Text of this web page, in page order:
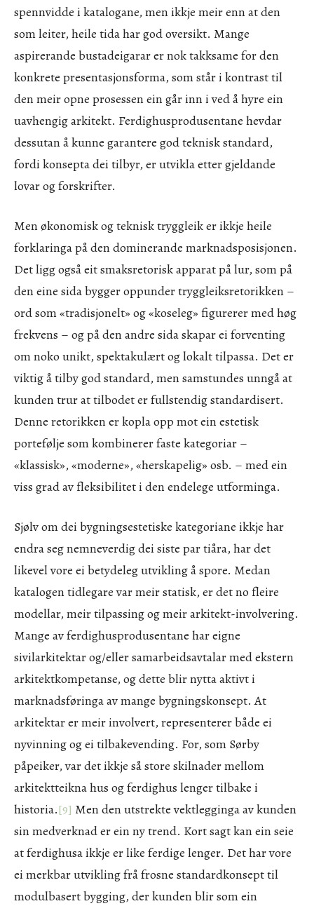
spennvidde i katalogane, men ikkje meir enn at den
som leiter, heile tida har god oversikt. Mange
aspirerande bustadeigarar er nok takksame for den
konkrete presentasjonsforma, som står i kontrast til
den meir opne prosessen ein går inn i ved å hyre ein
uavhengig arkitekt. Ferdighusprodusentane hevdar
dessutan å kunne garantere god teknisk standard,
fordi konsepta dei tilbyr, er utvikla etter gjeldande
lovar og forskrifter.
Men økonomisk og teknisk tryggleik er ikkje heile
forklaringa på den dominerande marknadsposisjonen.
Det ligg også eit smaksretorisk apparat på lur, som på
den eine sida bygger oppunder tryggleiksretorikken –
ord som «tradisjonelt» og «koseleg» figurerer med høg
frekvens – og på den andre sida skapar ei forventing
om noko unikt, spektakulært og lokalt tilpassa. Det er
viktig å tilby god standard, men samstundes unngå at
kunden trur at tilbodet er fullstendig standardisert.
Denne retorikken er kopla opp mot ein estetisk
portefølje som kombinerer faste kategoriar –
«klassisk», «moderne», «herskapelig» osb. – med ein
viss grad av fleksibilitet i den endelege utforminga.
Sjølv om dei bygningsestetiske kategoriane ikkje har
endra seg nemneverdig dei siste par tiåra, har det
likevel vore ei betydeleg utvikling å spore. Medan
katalogen tidlegare var meir statisk, er det no fleire
modellar, meir tilpassing og meir arkitekt-involvering.
Mange av ferdighusprodusentane har eigne
sivilarkitektar og/eller samarbeidsavtalar med ekstern
arkitektkompetanse, og dette blir nytta aktivt i
marknadsføringa av mange bygningskonsept. At
arkitektar er meir involvert, representerer både ei
nyvinning og ei tilbakevending. For, som Sørby
påpeiker, var det ikkje så store skilnader mellom
arkitektteikna hus og ferdighus lenger tilbake i
historia.[9] Men den utstrekte vektlegginga av kunden
sin medverknad er ein ny trend. Kort sagt kan ein seie
at ferdighusa ikkje er like ferdige lenger. Det har vore
ei merkbar utvikling frå frosne standardkonsept til
modulbasert bygging, der kunden blir som ein